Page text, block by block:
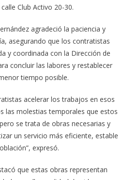
Club Activo 20-30.
agradeció la paciencia y
asegurando que los contratistas
y coordinada con la Dirección de
concluir las labores y restablecer
tiempo posible.
acelerar los trabajos en esos
las molestias temporales que estos
se trata de obras necesarias y
un servicio más eficiente, estable
expresó.
que estas obras representan